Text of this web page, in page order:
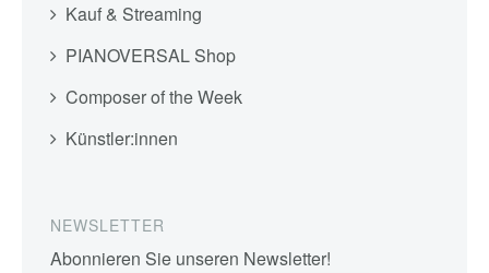
Kauf & Streaming
PIANOVERSAL Shop
Composer of the Week
Künstler:innen
NEWSLETTER
Abonnieren Sie unseren Newsletter!